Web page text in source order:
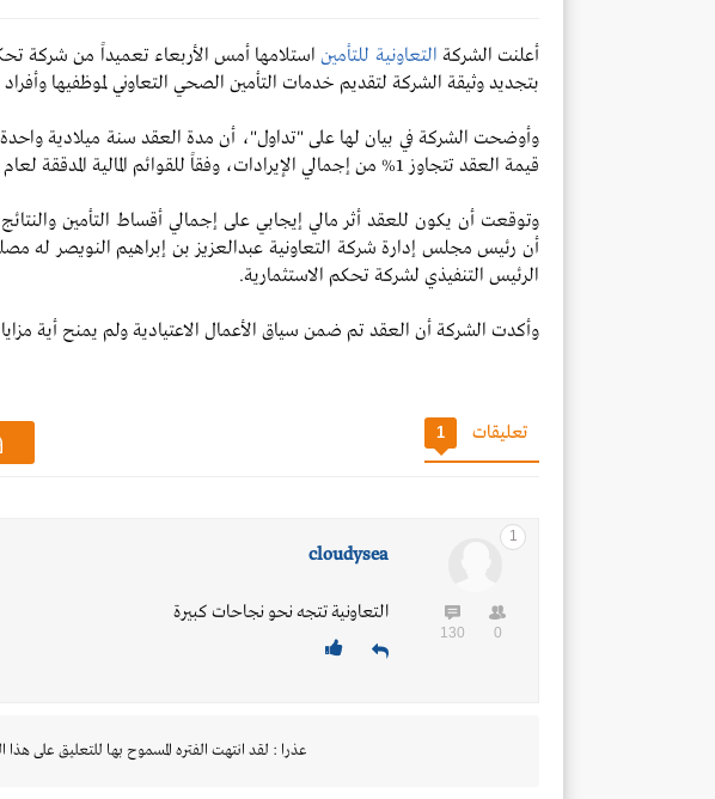
أعلنت الشركة التعاونية للتأميناستلامها أمس الأربعاء تعميداً من شركة
بتجديد وثيقة الشركة لتقديم خدمات التأمين الصحي التعاوني لموظفيها وأفراد
قيمة العقد تتجاوز 1% من إجمالي الإيرادات، وفقاً للقوائم المالية المدققة لعام 2021.
أن رئيس مجلس إدارة شركة التعاونية عبدالعزيز بن إبراهيم النويصر له
الرئيس التنفيذي لشركة تحكم الاستثمارية.
وأكدت الشركة أن العقد تم ضمن سياق الأعمال الاعتيادية ولم يمنح أية
تعليقات 1
1
0
130
cloudysea
التعاونية تتجه نحو نجاحات كبيرة
عذرا : لقد انتهت الفتره المسموح بها للتعليق على هذا